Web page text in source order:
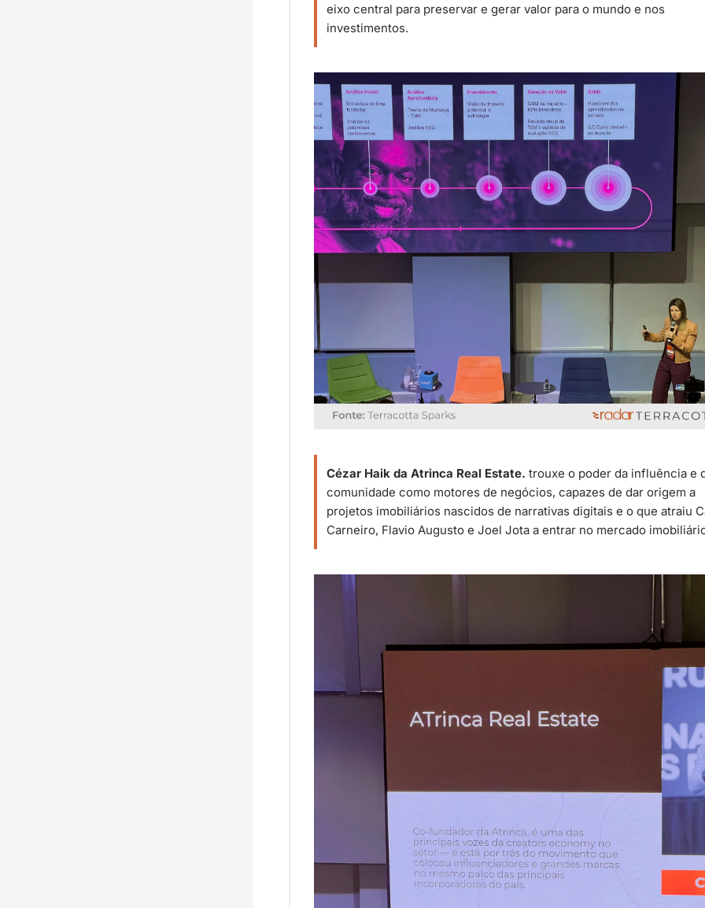
eixo central para preservar e gerar valor para o mundo e nos
investimentos.
Cézar Haik da Atrinca Real Estate. trouxe o poder da influência e
comunidade como motores de negócios, capazes de dar origem a
projetos imobiliários nascidos de narrativas digitais e o que atraiu
Carneiro, Flavio Augusto e Joel Jota a entrar no mercado